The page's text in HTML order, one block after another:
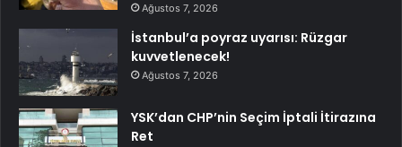
Ağustos 7, 2026
İstanbul’a poyraz uyarısı: Rüzgar
kuvvetlenecek!
Ağustos 7, 2026
YSK’dan CHP’nin Seçim İptali İtirazına
Ret